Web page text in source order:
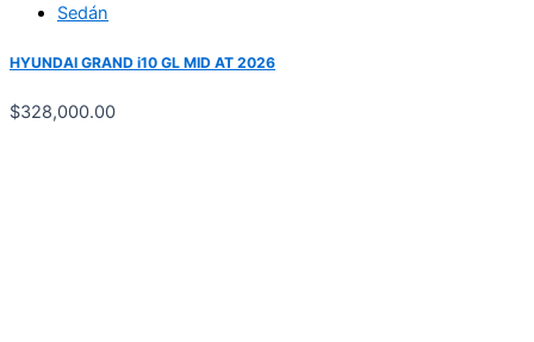
Sedán
HYUNDAI GRAND i10 GL MID AT 2026
$328,000.00